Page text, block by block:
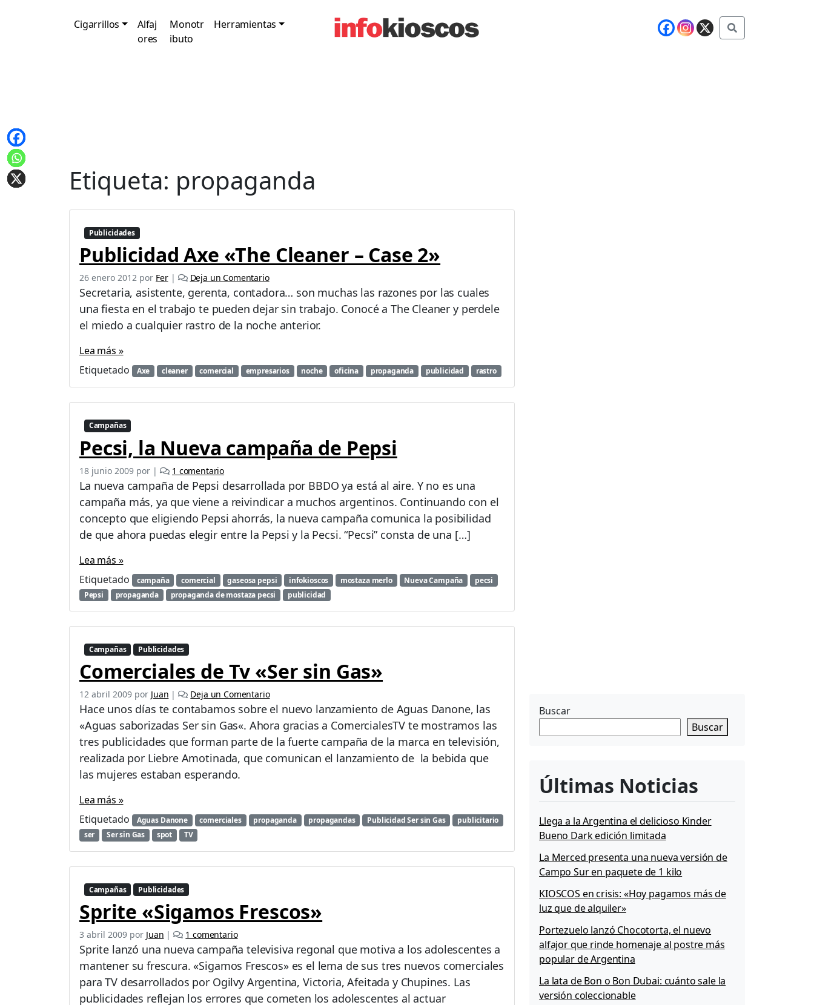
Cigarrillos
Alfaj
ores
Monotr
ibuto
Herramientas
Etiqueta: propaganda
Publicidades
Publicidad Axe «The Cleaner – Case 2»
26 enero 2012 por Fer | Deja un Comentario
Secretaria, asistente, gerenta, contadora… son muchas las razones por las cuales
una fiesta en el trabajo te pueden dejar sin trabajo. Conocé a The Cleaner y perdele
el miedo a cualquier rastro de la noche anterior.
Lea más »
Etiquetado
Axe cleaner comercial empresarios noche oficina propaganda publicidad rastro
Campañas
Pecsi, la Nueva campaña de Pepsi
18 junio 2009 por | 1 comentarioe
n
e
c
s
a
N
u
m
p
a
ñ
d
e
P
s
i
La nueva campaña de Pepsi desarrollada por BBDO ya está al aire. Y no es una
campaña más, ya que viene a reivindicar a muchos argentinos. Continuando con el
concepto que eligiendo Pepsi ahorrás, la nueva campaña comunica la posibilidad
de que ahora puedas elegir entre la Pepsi y la Pecsi. “Pecsi” consta de una […]
Lea más »
Etiquetado
campaña comercial gaseosa pepsi infokioscos mostaza merlo Nueva Campaña
pecsi
Pepsi
propaganda propaganda de mostaza pecsi publicidad
Campañas Publicidades
Comerciales de Tv «Ser sin Gas»
12 abril 2009 por Juan | Deja un Comentario
Hace unos días te contabamos sobre el nuevo lanzamiento de Aguas Danone, las
«Aguas saborizadas Ser sin Gas«. Ahora gracias a ComercialesTV te mostramos las
tres publicidades que forman parte de la fuerte campaña de la marca en televisión,
realizada por Liebre Amotinada, que comunican el lanzamiento de la bebida que
las mujeres estaban esperando.
Lea más »
Etiquetado
Aguas Danone comerciales propaganda propagandas Publicidad Ser sin Gas
publicitario
ser
Ser sin Gas spot TV
Campañas Publicidades
Sprite «Sigamos Frescos»
3 abril 2009 por Juan | 1 comentarioe
n
p
r
i
Sprite lanzó una nueva campaña televisiva regonal que motiva a los adolescentes a
mantener su frescura. «Sigamos Frescos» es el lema de sus tres nuevos comerciales
para TV desarrollados por Ogilvy Argentina, Victoria, Afeitada y Chupines. Las
publicidades reflejan los errores que cometen los adolescentes al actuar
Buscar
Buscar
Últimas Noticias
Llega a la Argentina el delicioso Kinder
Bueno Dark edición limitada
La Merced presenta una nueva versión de
Campo Sur en paquete de 1 kilo
KIOSCOS en crisis: «Hoy pagamos más de
luz que de alquiler»
Portezuelo lanzó Chocotorta, el nuevo
alfajor que rinde homenaje al postre más
popular de Argentina
La lata de Bon o Bon Dubai: cuánto sale la
versión coleccionable